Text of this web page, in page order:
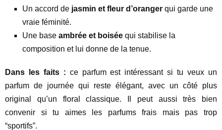
Un accord de jasmin et fleur d’oranger qui garde une
vraie féminité.
Une base ambrée et boisée qui stabilise la
composition et lui donne de la tenue.
Dans les faits : ce parfum est intéressant si tu veux un
parfum de journée qui reste élégant, avec un côté plus
original qu’un floral classique. Il peut aussi très bien
convenir si tu aimes les parfums frais mais pas trop
“sportifs”.